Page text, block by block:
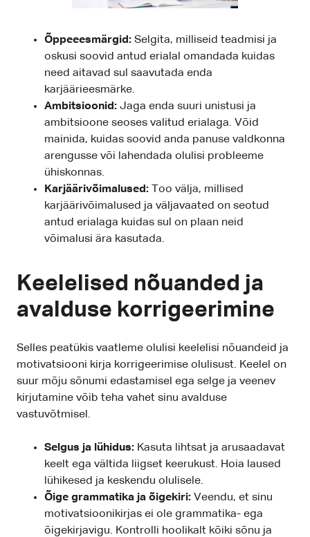
Õppeeesmärgid: Selgita, milliseid teadmisi ja
oskusi soovid antud erialal omandada kuidas
need aitavad sul saavutada enda
karjäärieesmärke.
Ambitsioonid: Jaga enda suuri unistusi ja
ambitsioone seoses valitud erialaga. Võid
mainida, kuidas soovid anda panuse valdkonna
arengusse või lahendada olulisi probleeme
ühiskonnas.
Karjäärivõimalused: Too välja, millised
karjäärivõimalused ja väljavaated on seotud
antud erialaga kuidas sul on plaan neid
võimalusi ära kasutada.
Keelelised nõuanded ja
avalduse korrigeerimine
Selles peatükis vaatleme olulisi keelelisi nõuandeid ja
motivatsiooni kirja korrigeerimise olulisust. Keelel on
suur mõju sõnumi edastamisel ega selge ja veenev
kirjutamine võib teha vahet sinu avalduse
vastuvõtmisel.
Selgus ja lühidus: Kasuta lihtsat ja arusaadavat
keelt ega vältida liigset keerukust. Hoia laused
lühikesed ja keskendu olulisele.
Õige grammatika ja õigekiri: Veendu, et sinu
motivatsioonikirjas ei ole grammatika- ega
õigekirjavigu. Kontrolli hoolikalt kõiki sõnu ja